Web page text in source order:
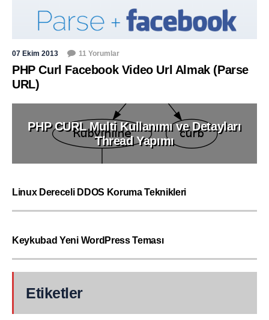
07 Ekim 2013 11 Yorumlar
PHP Curl Facebook Video Url Almak (Parse
URL)
PHP CURL Multi Kullanımı ve Detayları
Thread Yapımı
Linux Dereceli DDOS Koruma Teknikleri
Keykubad Yeni WordPress Teması
Etiketler